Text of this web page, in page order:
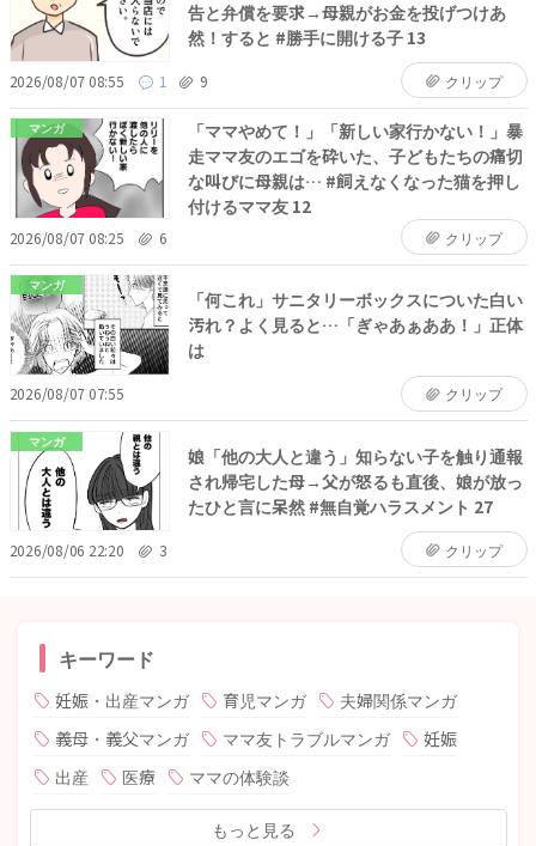
告と弁償を要求→母親がお金を投げつけあ
然！すると #勝手に開ける子 13
2026/08/07 08:55 1 9 クリップ
マンガ
「ママやめて！」「新しい家行かない！」暴
走ママ友のエゴを砕いた、子どもたちの痛切
な叫びに母親は… #飼えなくなった猫を押し
付けるママ友 12
2026/08/07 08:25 6 クリップ
マンガ
「何これ」サニタリーボックスについた白い
汚れ？よく見ると…「ぎゃあぁああ！」正体
は
2026/08/07 07:55 クリップ
マンガ
娘「他の大人と違う」知らない子を触り通報
され帰宅した母→父が怒るも直後、娘が放っ
たひと言に呆然 #無自覚ハラスメント 27
2026/08/06 22:20 3 クリップ
キーワード
妊娠・出産マンガ 育児マンガ
夫婦関係マンガ
義母・義父マンガ
ママ友トラブルマンガ
妊娠
出産
医療 ママの体験談
もっと見る